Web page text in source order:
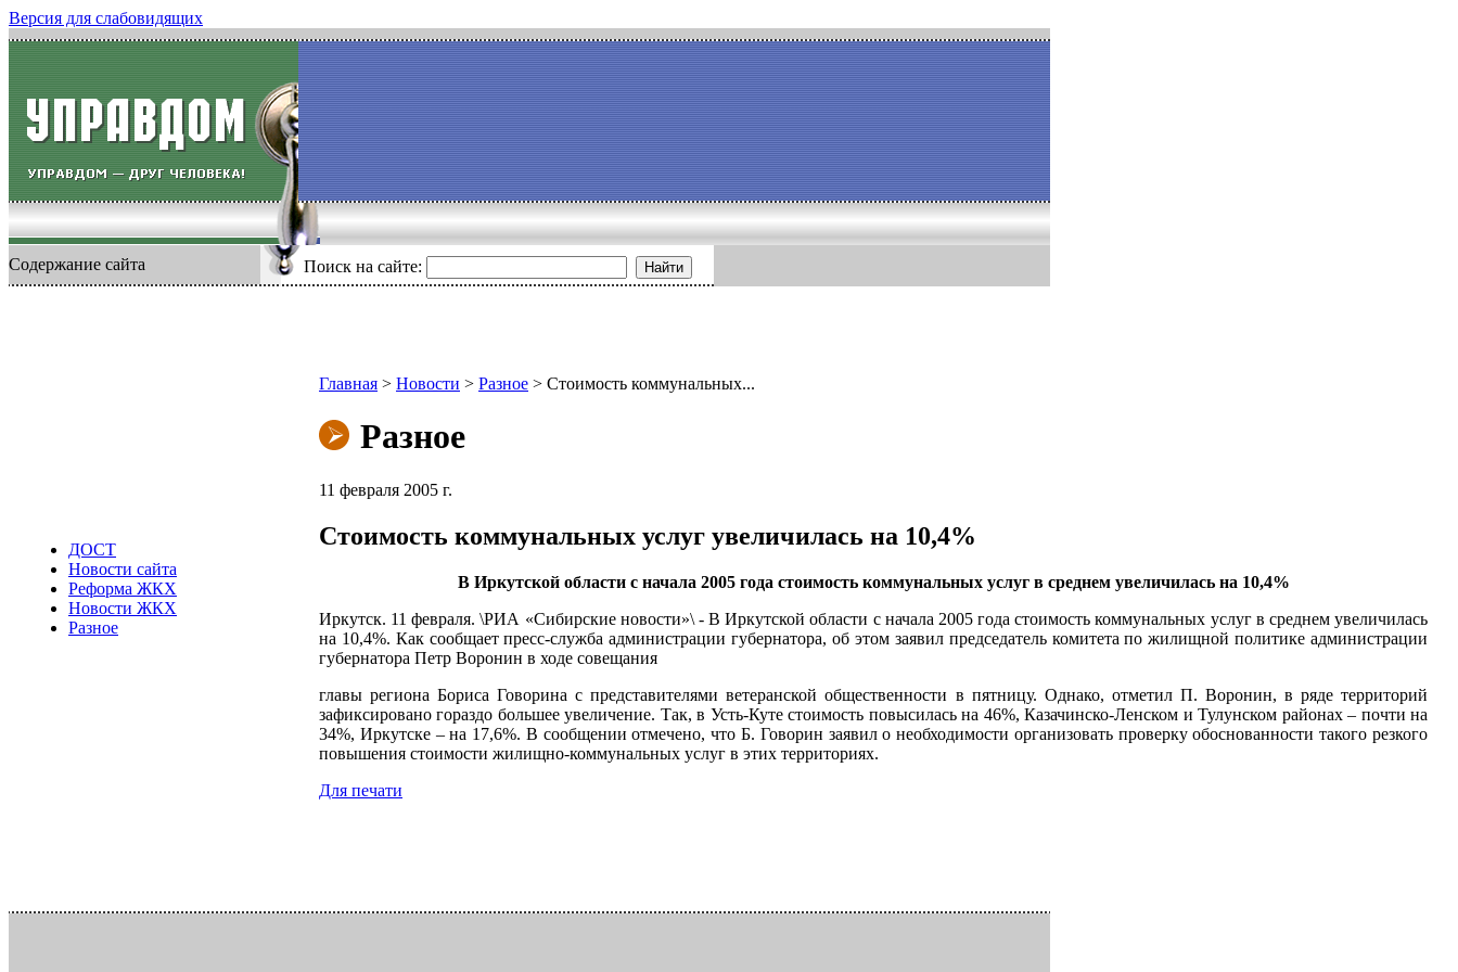
Версия для слабовидящих
Содержание сайта Поиск на сайте: Найти
ДОСТ
Новости сайта
Реформа ЖКХ
Новости ЖКХ
Разное
Главная > Новости > Разное > Стоимость коммунальных...
Разное
11 февраля 2005 г.
Стоимость коммунальных услуг увеличилась на 10,4%
В Иркутской области с начала 2005 года стоимость коммунальных услуг в среднем увеличилась на 10,4%
Иркутск. 11 февраля. \РИА «Сибирские новости»\ - В Иркутской области с начала 2005 года стоимость коммунальных услуг в среднем увеличилась
на 10,4%. Как сообщает пресс-служба администрации губернатора, об этом заявил председатель комитета по жилищной политике администрации
губернатора Петр Воронин в ходе совещания
главы региона Бориса Говорина с представителями ветеранской общественности в пятницу. Однако, отметил П. Воронин, в ряде территорий
зафиксировано гораздо большее увеличение. Так, в Усть-Куте стоимость повысилась на 46%, Казачинско-Ленском и Тулунском районах – почти на
34%, Иркутске – на 17,6%. В сообщении отмечено, что Б. Говорин заявил о необходимости организовать проверку обоснованности такого резкого
повышения стоимости жилищно-коммунальных услуг в этих территориях.
Для печати